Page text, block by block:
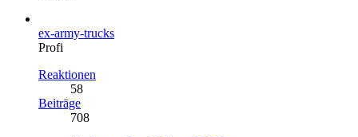
ex-army-trucks
Profi
Reaktionen
58
Beiträge
708